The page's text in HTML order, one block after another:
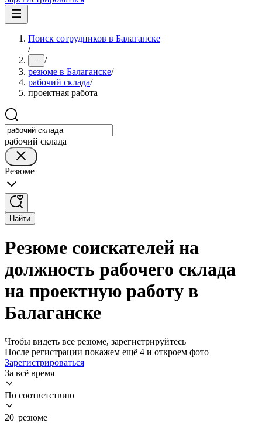
Поиск сотрудников в Балаганске
/
... /
резюме в Балаганске/
рабочий склада/
проектная работа
рабочий склада
Резюме
Найти
Резюме соискателей на
должность рабочего склада
на проектную работу в
Балаганске
Чтобы видеть все резюме, зарегистрируйтесь
После регистрации покажем ещё 4 и откроем фото
Зарегистрироваться
За всё время
По соответствию
20 резюме